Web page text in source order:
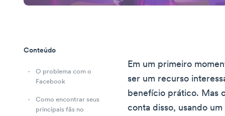
Conteúdo
O problema com o
Facebook
Como encontrar seus
principais fãs no
Em um primeiro
ser um recurso
benefício prático. Mas
conta disso, usando